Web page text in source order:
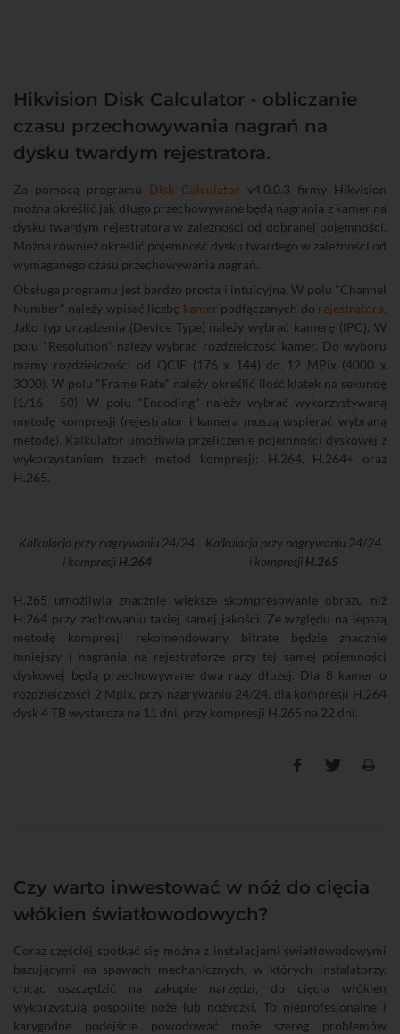
Hikvision Disk Calculator - obliczanie
czasu przechowywania nagrań na
dysku twardym rejestratora.
Za pomocą programu Disk Calculator v4.0.0.3 firmy Hikvision
można określić jak długo przechowywane będą nagrania z kamer na
dysku twardym rejestratora w zależności od dobranej pojemności.
Można również określić pojemność dysku twardego w zależności od
wymaganego czasu przechowywania nagrań.
Obsługa programu jest bardzo prosta i intuicyjna. W polu "Channel
Number" należy wpisać liczbę kamer podłączanych do rejestratora.
Jako typ urządzenia (Device Type) należy wybrać kamerę (IPC). W
polu "Resolution" należy wybrać rozdzielczość kamer. Do wyboru
mamy rozdzielczości od QCIF (176 x 144) do 12 MPix (4000 x
3000). W polu "Frame Rate" należy określić ilość klatek na sekundę
(1/16 - 50). W polu "Encoding" należy wybrać wykorzystywaną
metodę kompresji (rejestrator i kamera muszą wspierać wybraną
metodę). Kalkulator umożliwia przeliczenie pojemności dyskowej z
wykorzystaniem trzech metod kompresji: H.264, H.264+ oraz
H.265.
Kalkulacja przy nagrywaniu 24/24
i kompresji H.264
Kalkulacja przy nagrywaniu 24/24
i kompresji H.265
H.265 umożliwia znacznie większe skompresowanie obrazu niż
H.264 przy zachowaniu takiej samej jakości. Ze względu na lepszą
metodę kompresji rekomendowany bitrate będzie znacznie
mniejszy i nagrania na rejestratorze przy tej samej pojemności
dyskowej będą przechowywane dwa razy dłużej. Dla 8 kamer o
rozdzielczości 2 Mpix, przy nagrywaniu 24/24, dla kompresji H.264
dysk 4 TB wystarcza na 11 dni, przy kompresji H.265 na 22 dni.
Czy warto inwestować w nóż do cięcia
włókien światłowodowych?
Coraz częściej spotkać się można z instalacjami światłowodowymi
bazującymi na spawach mechanicznych, w których instalatorzy,
chcąc oszczędzić na zakupie narzędzi, do cięcia włókien
wykorzystują pospolite noże lub nożyczki. To nieprofesjonalne i
karygodne podejście powodować może szereg problemów